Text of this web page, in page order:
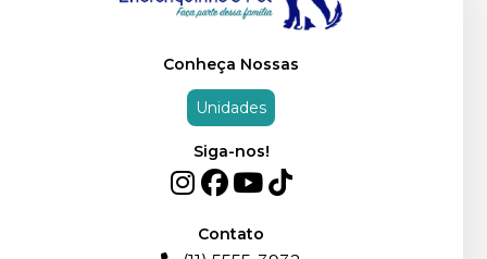
TODO GATO TEM TOXOPLASMOSE?
IDENTIFICAR E TRATAR
Conheça Nossas
Unidades
Siga-nos!
Contato